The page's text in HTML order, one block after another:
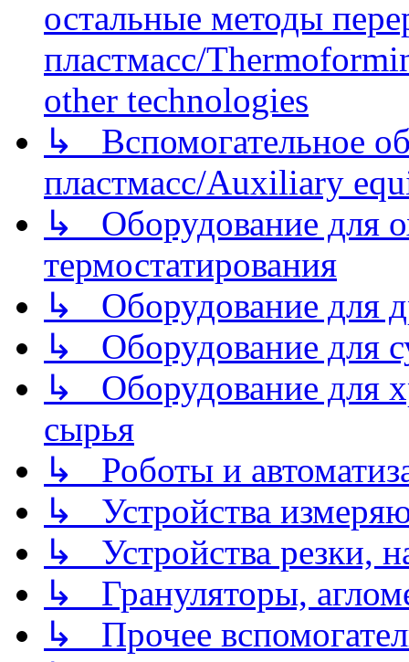
остальные методы
пластмасс/
other technologies
↳ Вспомогательное
пластмасс/Auxiliary
↳ Оборудование для
термостатирования
↳ Оборудование для
↳ Оборудование для
↳ Оборудование для
сырья
↳ Роботы и
↳ Устройства
↳ Устройства резки,
↳ Грануляторы,
↳ Прочее